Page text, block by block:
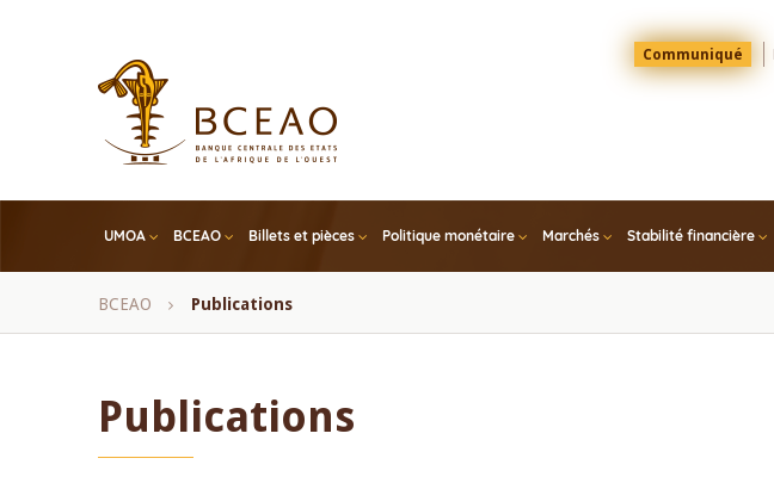
Menu
Top
Communiqué
UMOA BCEAO Billets et pièces Politique monétaire Marchés Stabilité financière
Fil
BCEAO Publications
Publications